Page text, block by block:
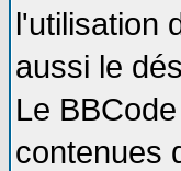
l'utilisation
aussi le
Le
contenues